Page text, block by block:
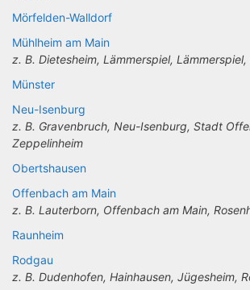
Mörfelden-Walldorf
Mühlheim am Main
z. B. Dietesheim, Lämmerspiel, Lämmerspiel,
Münster
Neu-Isenburg
z. B. Gravenbruch, Neu-Isenburg, Stadt
Zeppelinheim
Obertshausen
Offenbach am Main
z. B. Lauterborn, Offenbach am Main,
Raunheim
Rodgau
z. B. Dudenhofen, Hainhausen, Jügesheim,